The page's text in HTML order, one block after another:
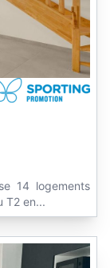
14 logements
T2 en...